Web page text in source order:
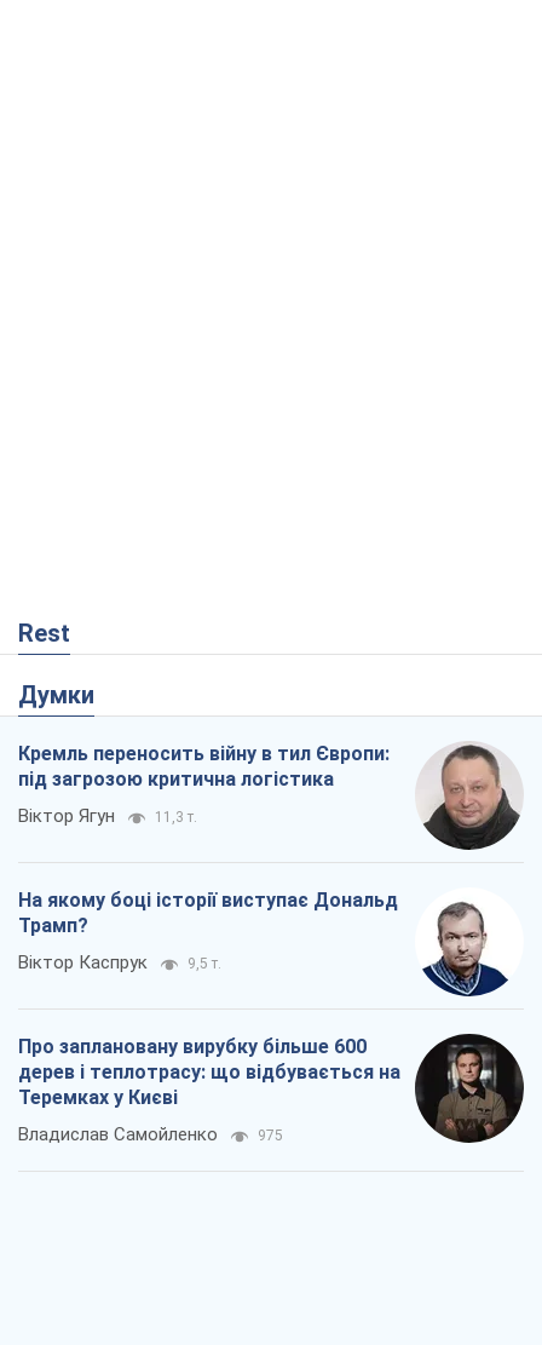
Rest
Думки
Кремль переносить війну в тил Європи:
під загрозою критична логістика
Віктор Ягун 11,3 т.
На якому боці історії виступає Дональд
Трамп?
Віктор Каспрук 9,5 т.
Про заплановану вирубку більше 600
дерев і теплотрасу: що відбувається на
Теремках у Києві
Владислав Самойленко 975